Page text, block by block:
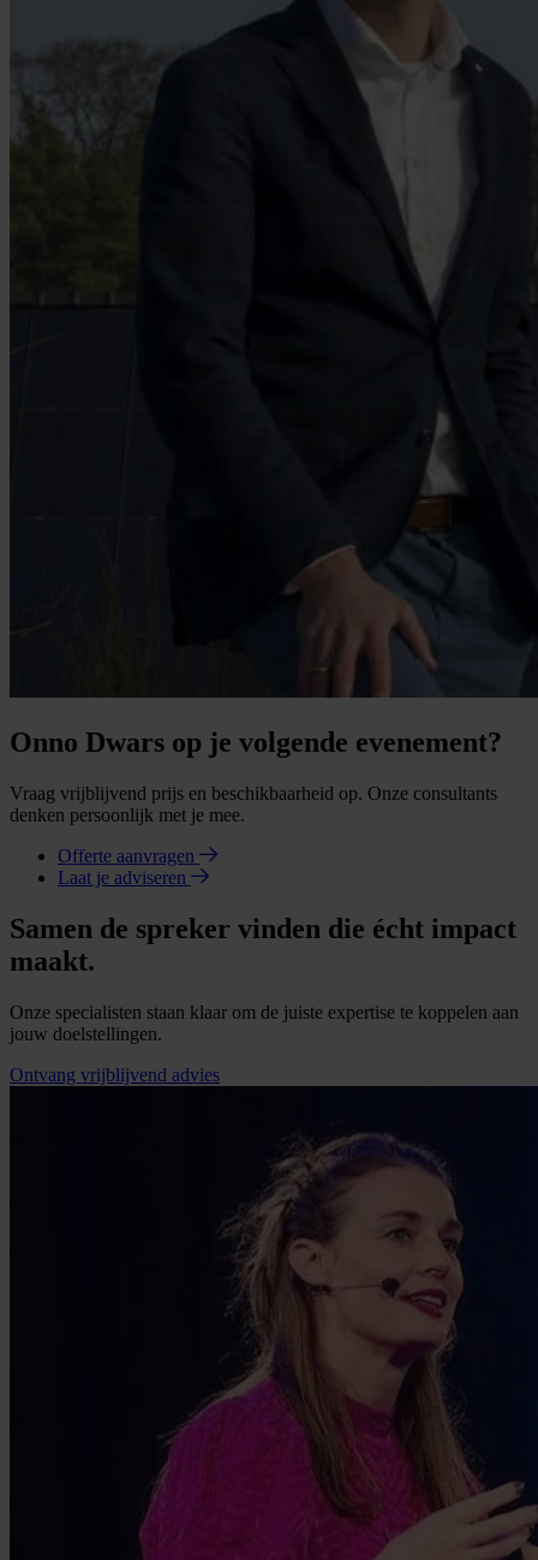
Onno Dwars op je volgende evenement?
Vraag vrijblijvend prijs en beschikbaarheid op. Onze consultants
denken persoonlijk met je mee.
Offerte aanvragen
Laat je adviseren
Samen de spreker vinden die écht impact
maakt.
Onze specialisten staan klaar om de juiste expertise te koppelen aan
jouw doelstellingen.
Ontvang vrijblijvend advies